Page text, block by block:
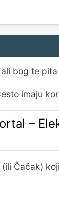
bog te
imaju
–
Čačak)